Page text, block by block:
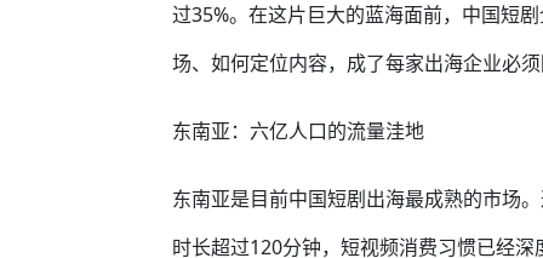
过35%。在这片巨大的蓝海面前，中国短
场、如何定位内容，成了每家出海企业必
东南亚：六亿人口的流量洼地
东南亚是目前中国短剧出海最成熟的市场
时长超过120分钟，短视频消费习惯已经深